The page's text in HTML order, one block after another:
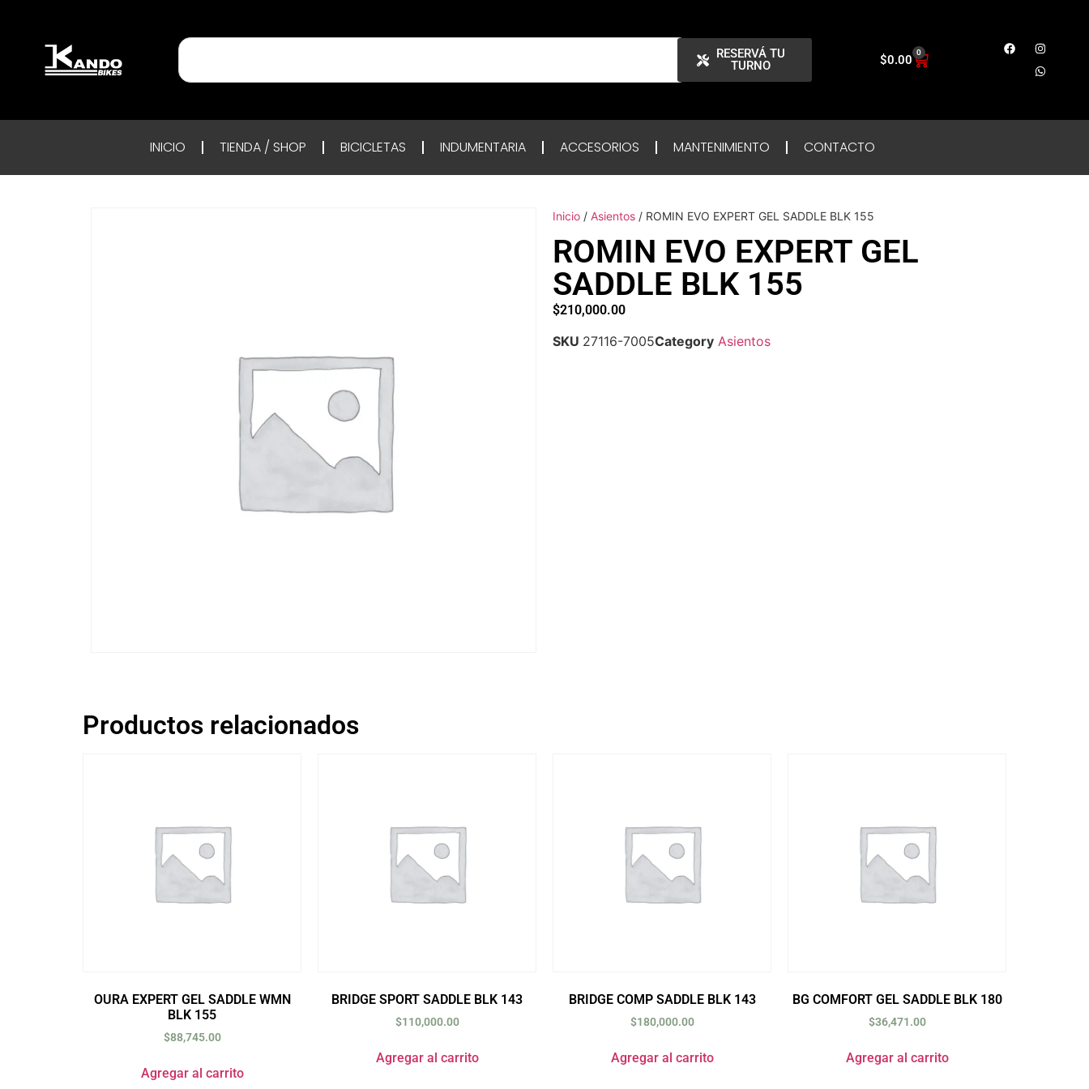
RESERVÁ TU
TURNO
$0.00 0
INICIO TIENDA / SHOP BICICLETAS INDUMENTARIA ACCESORIOS MANTENIMIENTO CONTACTO
Inicio / Asientos / ROMIN EVO EXPERT GEL SADDLE BLK 155
ROMIN EVO EXPERT GEL
SADDLE BLK 155
$210,000.00
SKU 27116-7005Category Asientos
Productos relacionados
OURA EXPERT GEL SADDLE WMN
BLK 155
$88,745.00
Agregar al carrito
BRIDGE SPORT SADDLE BLK 143
$110,000.00
Agregar al carrito
BRIDGE COMP SADDLE BLK 143
$180,000.00
Agregar al carrito
BG COMFORT GEL SADDLE BLK 180
$36,471.00
Agregar al carrito